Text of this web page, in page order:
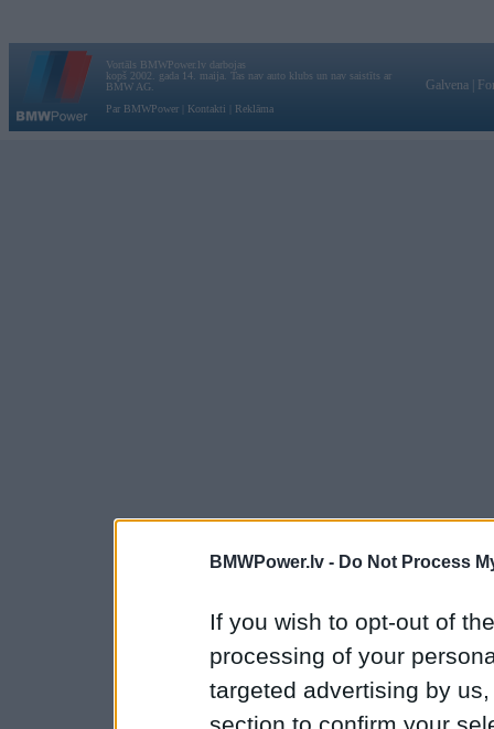
BMWPower.lv - Do Not Process
If you wish to opt-out of
processing of your
targeted advertising by
section to confirm your
Vortāls BMWPower.lv darbojas
kopš 2002. gada 14. maija. Tas nav auto klubs un nav saistīts ar
BMW AG.
Par BMWPower
Kontakti Reklāma
Galvena